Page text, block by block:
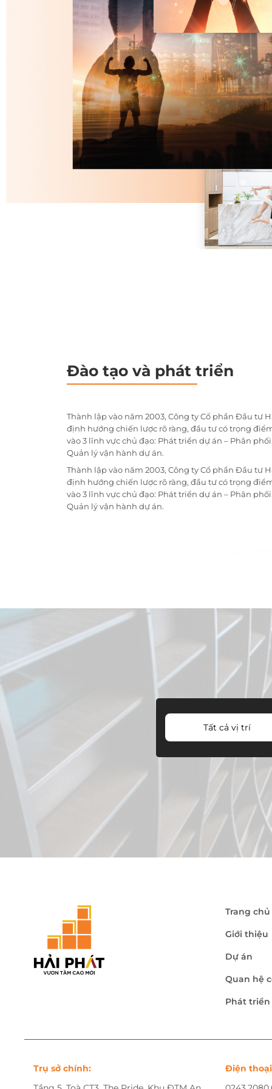
Đào tạo và phát triển
Thành lập vào năm 2003, Công ty Cổ phần Đầu tư
định hướng chiến lược rõ ràng, đầu tư có trọng
vào 3 lĩnh vực chủ đạo: Phát triển dự án – Phân
Quản lý vận hành dự án.
Thành lập vào năm 2003, Công ty Cổ phần Đầu tư
định hướng chiến lược rõ ràng, đầu tư có trọng
vào 3 lĩnh vực chủ đạo: Phát triển dự án – Phân
Quản lý vận hành dự án.
Tất cả vị trí
Trang chủ
Giới thiệu
Dự án
Quan hệ
Phát
Trụ sở chính:
Điện